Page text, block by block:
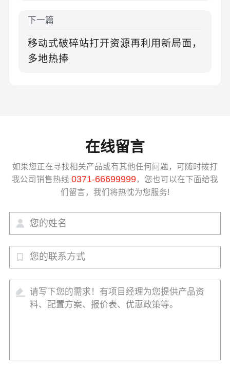
下一篇
移动式破碎站打开资源再利用新局面，
多地热捧
在线留言
如果您正在寻找相关产品或有其他任何问题，可随时拨打
我公司销售热线 0371-66699999，您也可以在下面给我
们留言，我们将热忱为您服务!